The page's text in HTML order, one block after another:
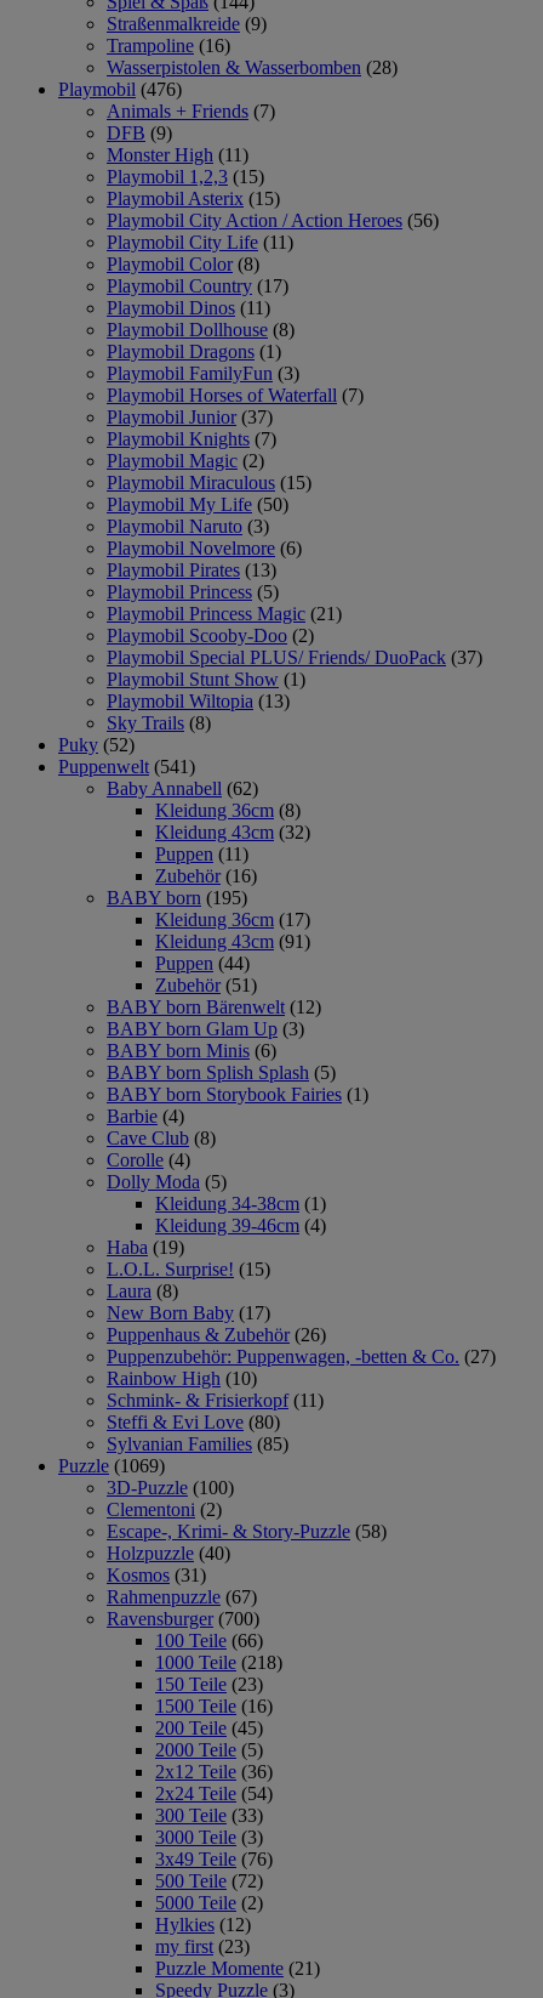
Straßenmalkreide (9)
Trampoline (16)
Wasserpistolen & Wasserbomben (28)
Playmobil (476)
Animals + Friends (7)
DFB (9)
Monster High (11)
Playmobil 1,2,3 (15)
Playmobil Asterix (15)
Playmobil City Action / Action Heroes (56)
Playmobil City Life (11)
Playmobil Color (8)
Playmobil Country (17)
Playmobil Dinos (11)
Playmobil Dollhouse (8)
Playmobil Dragons (1)
Playmobil FamilyFun (3)
Playmobil Horses of Waterfall (7)
Playmobil Junior (37)
Playmobil Knights (7)
Playmobil Magic (2)
Playmobil Miraculous (15)
Playmobil My Life (50)
Playmobil Naruto (3)
Playmobil Novelmore (6)
Playmobil Pirates (13)
Playmobil Princess (5)
Playmobil Princess Magic (21)
Playmobil Scooby-Doo (2)
Playmobil Special PLUS/ Friends/ DuoPack (37)
Playmobil Stunt Show (1)
Playmobil Wiltopia (13)
Sky Trails (8)
Puky (52)
Puppenwelt (541)
Baby Annabell (62)
Kleidung 36cm (8)
Kleidung 43cm (32)
Puppen (11)
Zubehör (16)
BABY born (195)
Kleidung 36cm (17)
Kleidung 43cm (91)
Puppen (44)
Zubehör (51)
BABY born Bärenwelt (12)
BABY born Glam Up (3)
BABY born Minis (6)
BABY born Splish Splash (5)
BABY born Storybook Fairies (1)
Barbie (4)
Cave Club (8)
Corolle (4)
Dolly Moda (5)
Kleidung 34-38cm (1)
Kleidung 39-46cm (4)
Haba (19)
L.O.L. Surprise! (15)
Laura (8)
New Born Baby (17)
Puppenhaus & Zubehör (26)
Puppenzubehör: Puppenwagen, -betten & Co. (27)
Rainbow High (10)
Schmink- & Frisierkopf (11)
Steffi & Evi Love (80)
Sylvanian Families (85)
Puzzle (1069)
3D-Puzzle (100)
Clementoni (2)
Escape-, Krimi- & Story-Puzzle (58)
Holzpuzzle (40)
Kosmos (31)
Rahmenpuzzle (67)
Ravensburger (700)
100 Teile (66)
1000 Teile (218)
150 Teile (23)
1500 Teile (16)
200 Teile (45)
2000 Teile (5)
2x12 Teile (36)
2x24 Teile (54)
300 Teile (33)
3000 Teile (3)
3x49 Teile (76)
500 Teile (72)
5000 Teile (2)
Hylkies (12)
my first (23)
Puzzle Momente (21)
Speedy Puzzle (3)